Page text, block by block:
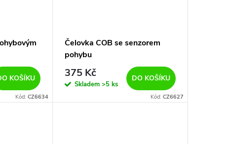
KOŠÍKU
Kód: CZ6634
Čelovka COB se senzorem
pohybu
375 Kč
Skladem >5 ks
DO KOŠÍKU
Kód: CZ6627